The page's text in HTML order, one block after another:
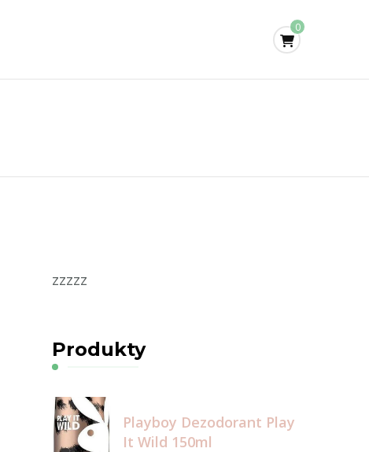
0
zzzzz
Produkty
Playboy Dezodorant Play
It Wild 150ml